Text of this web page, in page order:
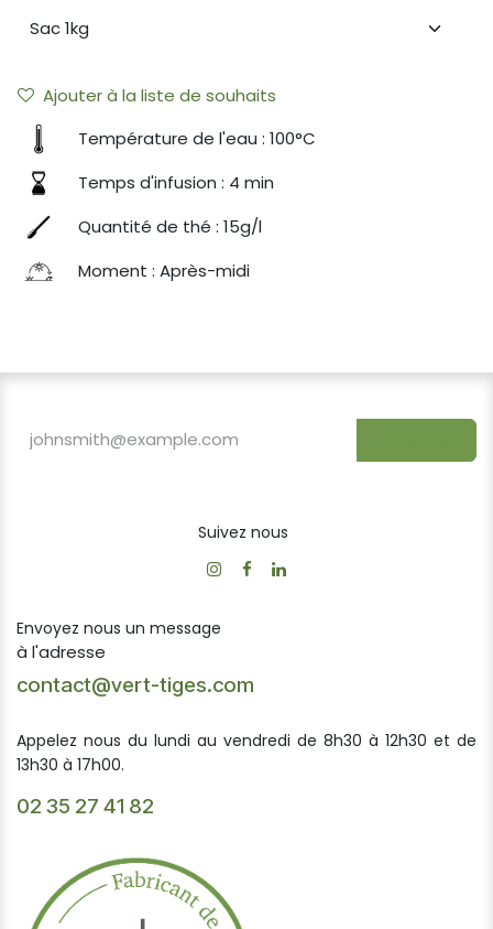
Ajouter à la liste de souhaits
Température de l'eau : 100°C
Temps d'infusion : 4 min
Quantité de thé : 15g/l
Moment : Après-midi
Suivez nous
Envoyez nous un message
à l'adresse
contact@vert-tiges.com
Appelez nous du lundi au vendredi de 8h30 à 12h30 et de
13h30 à 17h00.
02 35 27 41 82